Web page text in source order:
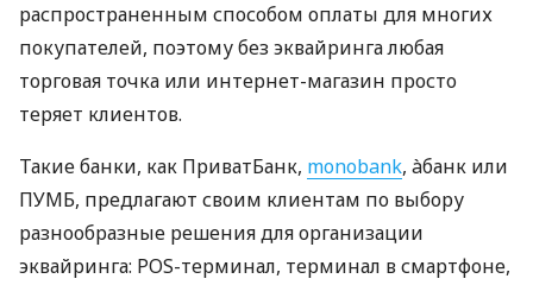
распространенным способом оплаты для многих
покупателей, поэтому без эквайринга любая
торговая точка или интернет-магазин просто
теряет клиентов.
Такие банки, как ПриватБанк, monobank, àбанк или
ПУМБ, предлагают своим клиентам по выбору
разнообразные решения для организации
эквайринга: POS-терминал, терминал в смартфоне,